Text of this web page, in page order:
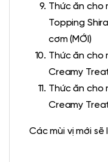
Thức ăn cho
Topping
cơm (MỚI)
Thức ăn cho
Creamy
Thức ăn cho
Creamy
Các mùi vị mới